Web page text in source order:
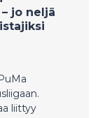
jo neljä
liittyy